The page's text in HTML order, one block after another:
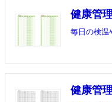
健康管
毎日の検温
健康管